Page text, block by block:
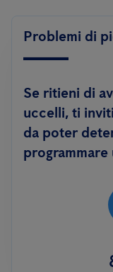
Problemi di
Se ritieni di
uccelli, ti
da poter
programmare